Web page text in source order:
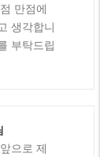
만점에
생각합니
부탁드립
으로 제